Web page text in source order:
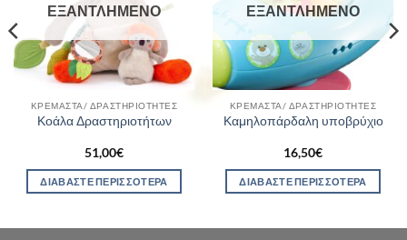
ΕΞΑΝΤΛΗΜΈΝΟ
ΚΡΕΜΑΣΤΆ/ ΔΡΑΣΤΗΡΙΌΤΗΤΕΣ
Κοάλα Δραστηριοτήτων
51,00€
ΔΙΑΒΆΣΤΕ ΠΕΡΙΣΣΌΤΕΡΑ
ΕΞΑΝΤΛΗΜΈΝΟ
ΚΡΕΜΑΣΤΆ/ ΔΡΑΣΤΗΡΙΌΤΗΤΕΣ
Καμηλοπάρδαλη υποβρύχιο
16,50€
ΔΙΑΒΆΣΤΕ ΠΕΡΙΣΣΌΤΕΡΑ